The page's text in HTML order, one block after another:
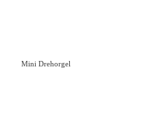
Mini Drehorgel